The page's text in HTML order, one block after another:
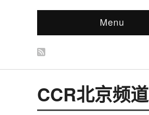
Menu
CCR北京频道